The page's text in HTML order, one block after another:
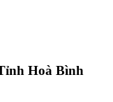
Hoà Bình